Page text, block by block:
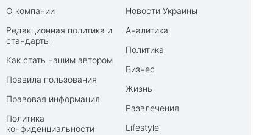
О компании
Редакционная политика и
стандарты
Как стать нашим автором
Правила пользования
Правовая информация
Политика
конфиденциальности
Новости Украины
Аналитика
Политика
Бизнес
Жизнь
Развлечения
Lifestyle